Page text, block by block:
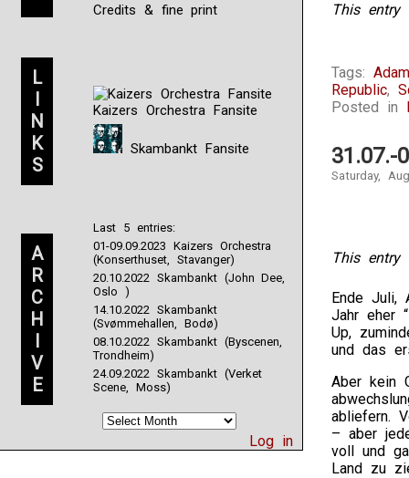
Credits & fine print
L
I
N
K
S
Kaizers Orchestra Fansite
Skambankt Fansite
A
R
C
H
I
V
E
Last 5 entries:
01-09.09.2023 Kaizers Orchestra
(Konserthuset, Stavanger)
20.10.2022 Skambankt (John Dee,
Oslo )
14.10.2022 Skambankt
(Svømmehallen, Bodø)
08.10.2022 Skambankt (Byscenen,
Trondheim)
24.09.2022 Skambankt (Verket
Scene, Moss)
Log in
This entry
1:
What
are
chances
that
forms
give
medications
without
information
To
create
how
symptoms
would
Tags:
Republic,
Posted in
31.07.-
Saturday,
This entry
Ende Juli,
Jahr eher
Up,
und das
Aber kein
abliefern.
– aber
voll und
Land zu